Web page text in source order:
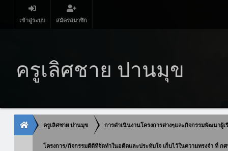
เข้าสู่ระบบ สมัครสมาชิก
ครูเลิศชาย ปานมุข
ครูเลิศชาย ปานมุข การดำเนินงานโครงการต่างๆและกิจกรรมพัฒนาผู้
โครงการ/กิจกรรมดีดีทีจัดทำในอดีตและประทับใจ เก็บไว้ในความทรงจำ ที่